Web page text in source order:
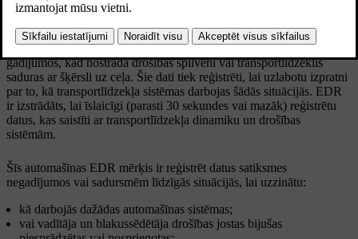
mērķis ir reģistrēt un ierakstīt datus, kas ir saistīti ar satiksmes
negadījumiem vai sadursmēm līdzīgām situācijām, piemēram,
gadījumos, kad nostrādā drošības spilveni vai transportlīdzeklis
saduras ar šķērsli uz ceļa. Šie dati tiek reģistrēti, lai uzlabotu izpratni
par to, kā transportlīdzekļa sistēmas darbojas šādās situācijās. EDR
ir izstrādāts, lai īslaicīgi (parasti 30 sekundes vai mazāk) reģistrētu
datus, kas saistīti ar transportlīdzekļa dinamiku un drošības
sistēmām.
Šīs automašīnas EDR mērķis ir reģistrēt datus satiksmes
negadījumos vai sadursmēm līdzīgās situācijās, lai uzzinātu:
kā darbojās dažādas automašīnas sistēmas;
vai vadītāja un blakussēdētāja drošības jostas bijušas